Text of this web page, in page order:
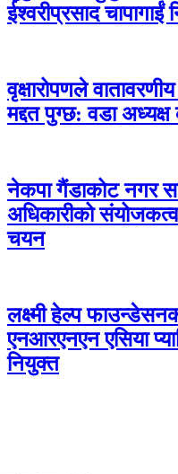
ईश्वरीप्रसाद चापागाईं
वृक्षारोपणले
मद्दत पुग्छ: वडा
नेकपा गैंडाकोट नगर
अधिकारीको
चयन
लक्ष्मी हेल्प
एनआरएनएन एसिया
नियुक्त